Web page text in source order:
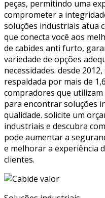
peças, permitindo uma
comprometer a
soluções industriais atua
que conecta você aos
de cabides anti furto,
variedade de opções
necessidades. desde
respaldada por mais de
compradores que
para encontrar soluções
qualidade. solicite um
industriais e descubra
pode aumentar a
e melhorar a experiência
clientes.